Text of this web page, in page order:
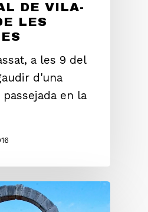
DE VILA-
LES
a les 9 del
d'una
en la